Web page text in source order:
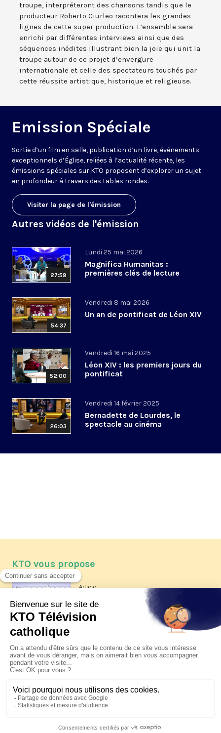
troupe, interpréteront des chansons tandis que le
producteur Roberto Ciurleo racontera les grandes
lignes de cette super production. L’ensemble sera
enrichi par différentes interviews ainsi que des
séquences inédites illustrant bien la joie qui unit la
troupe autour de ce projet d’envergure
internationale et celle des spectateurs touchés par
cette réussite artistique, historique et religieuse.
Emission Spéciale
Sortie d’un film en salle, publication d’un livre, événements
exceptionnels d’Église, reliées à l’actualité récente, les
émissions spéciales sur KTO proposent d’explorer un sujet
en profondeur à travers des tables rondes.
Visiter la page de l'émission
Autres vidéos de l'émission
27:59
Lundi 25 mai 2026
Magnifica Humanitas :
premières clés de lecture
54:37
Vendredi 8 mai 2026
Un an de pontificat de Léon XIV
52:00
Vendredi 16 mai 2025
Léon XIV : les premiers jours du
pontificat
26:03
Vendredi 14 février 2025
Bernadette de Lourdes, le
spectacle au cinéma
KTO vous propose
Article
Les reportages d'été 2026 de KTO
La visite pastorale du pape Léon
XIV à Assise à suivre sur KTO le
jeudi 6 août
Le pape en Uruguay, Argentine et
Pérou du 6 au 17 novembre 2026